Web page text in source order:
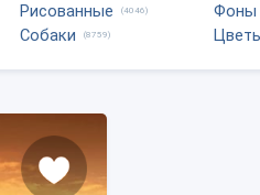
Рисованные (4046)
Собаки (8759)
Фоны